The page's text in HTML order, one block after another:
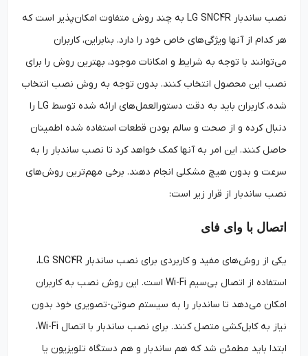
نصب ساندبار LG SNC4R به چند روش متفاوت امکان‌پذیر است که
هر کدام از آنها ویژگی‌های خاص خود را دارد. بنابراین، کاربران
می‌توانند با توجه به شرایط و امکانات موجود، بهترین روش را برای
نصب این محصول انتخاب کنند. بدون توجه به روش نصب انتخاب
شده، کاربران باید به دقت دستورالعمل‌های ارائه شده توسط LG را
دنبال کرده و از صحت و سالم بودن قطعات استفاده شده اطمینان
حاصل کنند. این امر به آنها کمک خواهد کرد تا نصب ساندبار را به
سرعت و بدون هیچ مشکلی انجام دهند. برخی مهم‌ترین روش‌های
نصب ساندبار از قرار زیر است:
اتصال با وای فای
یکی از روش‌های مفید و کاربردی برای نصب ساندبار LG SNC4R،
استفاده از اتصال بی‌سیم Wi-Fi است. این روش نصب به کاربران
امکان می‌دهد تا ساندبار را به سیستم صوتی-تصویری خود بدون
نیاز به کابل‌کشی متصل کنند. برای نصب ساندبار با اتصال Wi-Fi،
ابتدا باید مطمئن شد که هم ساندبار و هم دستگاه تلویزیون یا